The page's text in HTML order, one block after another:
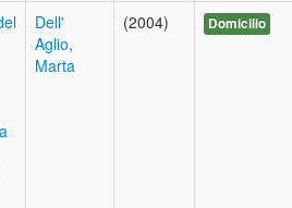
Dell'
Aglio,
Marta
(2004) Domicilio